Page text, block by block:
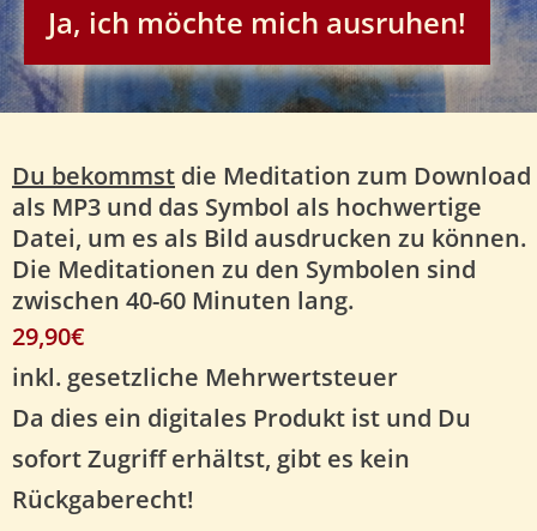
Ja, ich möchte mich ausruhen!
Du bekommst die Meditation zum Download
als MP3 und das Symbol als hochwertige
Datei, um es als Bild ausdrucken zu können.
Die Meditationen zu den Symbolen sind
zwischen 40-60 Minuten lang.
29,90€
inkl. gesetzliche Mehrwertsteuer
Da dies ein digitales Produkt ist und Du
sofort Zugriff erhältst, gibt es kein
Rückgaberecht!